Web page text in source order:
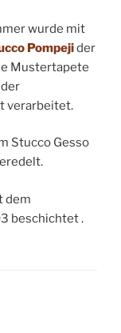
wurde mit
Pompejider
Mustertapete
verarbeitet.
Stucco Gesso
dem
beschichtet .